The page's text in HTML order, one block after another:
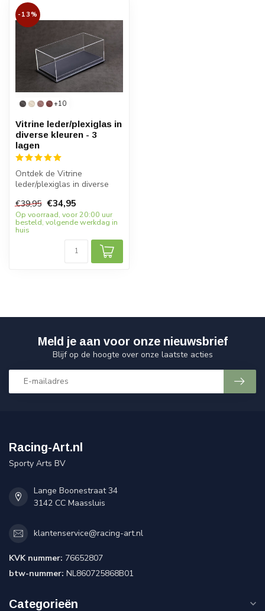
+10
-13%
Vitrine leder/plexiglas in
diverse kleuren - 3
lagen
Ontdek de Vitrine
leder/plexiglas in diverse
elegante dis...
€39,95 €34,95
Op voorraad, voor 20:00 uur
besteld, volgende werkdag in
huis
Meld je aan voor onze nieuwsbrief
Blijf op de hoogte over onze laatste acties
Racing-Art.nl
Sporty Arts BV
Lange Boonestraat 34
3142 CC Maassluis
klantenservice@racing-art.nl
KVK nummer: 76652807
btw-nummer: NL860725868B01
Categorieën